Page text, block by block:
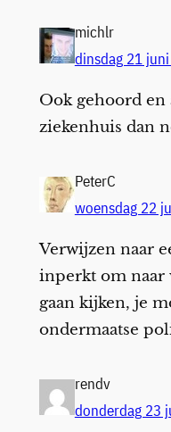
michlr
dinsdag 21
Ook gehoord en
ziekenhuis dan
PeterC
woensdag 22
Verwijzen naar
inperkt om naar
gaan kijken, je
ondermaatse
rendv
donderdag 23